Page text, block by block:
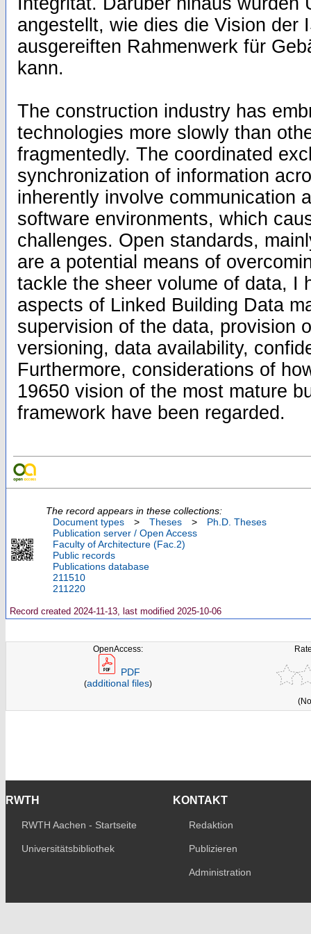
angestellt, wie dies die Vision der
ausgereiften Rahmenwerk für
kann.
The construction industry has
technologies more slowly than
fragmentedly. The coordinated
synchronization of information
inherently involve communication
software environments, which
challenges. Open standards,
are a potential means of
tackle the sheer volume of data, I
aspects of Linked Building Data
supervision of the data, provision
versioning, data availability,
Furthermore, considerations of
19650 vision of the most mature
framework have been regarded.
The record appears in these collections:
Document types
> Theses >
Ph.D. Theses
Publication server / Open Access
Faculty of Architecture (Fac.2)
Public records
Publications database
211510
211220
Record created 2024-11-13, last modified 2025-10-06
OpenAccess:
PDF
(additional files)
RWTH
RWTH Aachen - Startseite
Universitätsbibliothek
KONTAKT
Redaktion
Publizieren
Administration